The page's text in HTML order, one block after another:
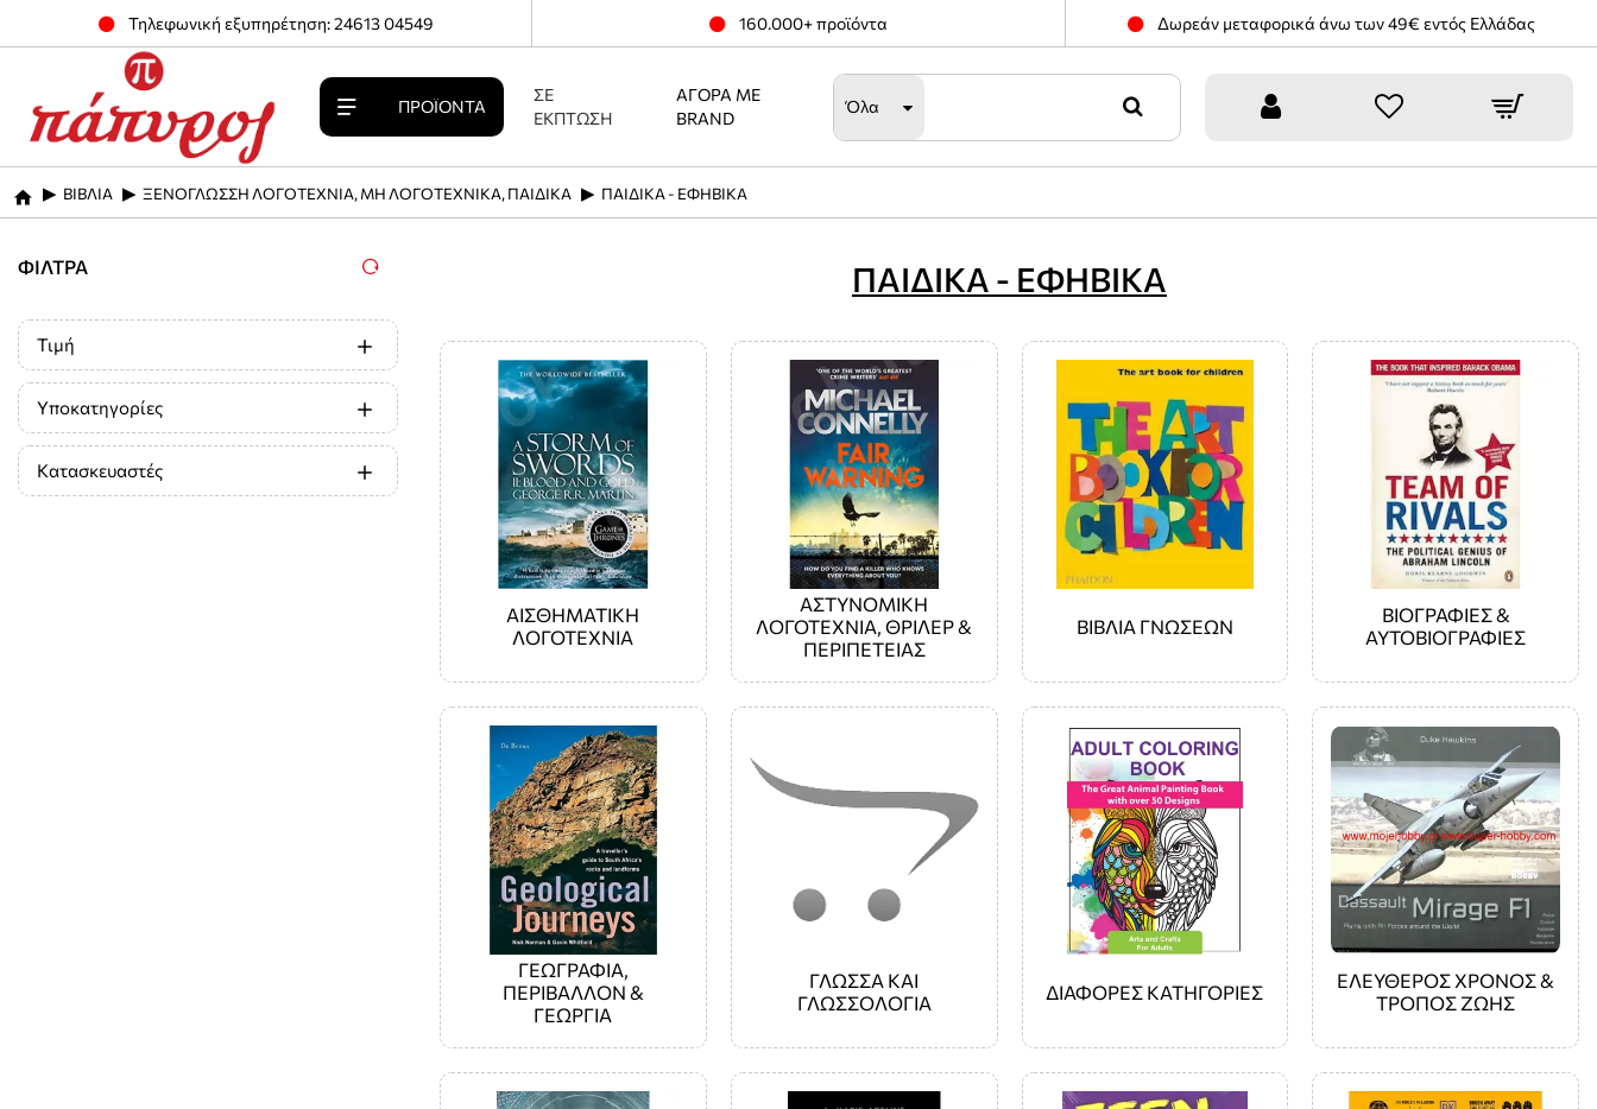
Τηλεφωνική εξυπηρέτηση: 24613 04549 160.000+ προϊόντα Δωρεάν μεταφορικά άνω των 49€ εντός Ελλάδας
ΠΡΟΪΌΝΤΑ
ΣΕ
ΈΚΠΤΩΣΗ
ΑΓΟΡΆ ΜΕ
BRAND
Όλα
home
ΒΙΒΛΙΑ ΞΕΝΟΓΛΩΣΣΗ ΛΟΓΟΤΕΧΝΙΑ, ΜΗ ΛΟΓΟΤΕΧΝΙΚΑ, ΠΑΙΔΙΚΑ ΠΑΙΔΙΚΑ - ΕΦΗΒΙΚΑ
ΦΊΛΤΡΑ
Τιμή
Υποκατηγορίες
Κατασκευαστές
ΠΑΙΔΙΚΑ - ΕΦΗΒΙΚΑ
ΑΙΣΘΗΜΑΤΙΚΗ
ΛΟΓΟΤΕΧΝΙΑ
ΑΣΤΥΝΟΜΙΚΗ
ΛΟΓΟΤΕΧΝΙΑ, ΘΡΙΛΕΡ &
ΠΕΡΙΠΕΤΕΙΑΣ
ΒΙΒΛΙΑ ΓΝΩΣΕΩΝ
ΒΙΟΓΡΑΦΙΕΣ &
ΑΥΤΟΒΙΟΓΡΑΦΙΕΣ
ΓΕΩΓΡΑΦΙΑ,
ΠΕΡΙΒΑΛΛΟΝ &
ΓΕΩΡΓΙΑ
ΓΛΏΣΣΑ ΚΑΙ
ΓΛΩΣΣΟΛΟΓΊΑ
ΔΙΑΦΟΡΕΣ ΚΑΤΗΓΟΡΙΕΣ
ΕΛΕΥΘΕΡΟΣ ΧΡΟΝΟΣ &
ΤΡΟΠΟΣ ΖΩΗΣ